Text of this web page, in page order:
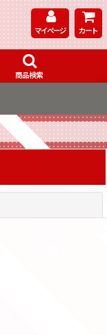
マイページ カート
商品検索